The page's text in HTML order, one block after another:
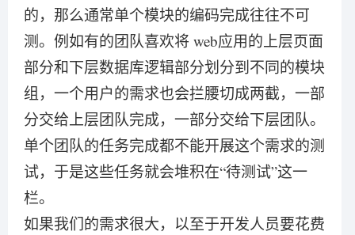
的，那么通常单个模块的编码完成往往不可
测。例如有的团队喜欢将 web应用的上层页面
部分和下层数据库逻辑部分划分到不同的模块
组，一个用户的需求也会拦腰切成两截，一部
分交给上层团队完成，一部分交给下层团队。
单个团队的任务完成都不能开展这个需求的测
试，于是这些任务就会堆积在“待测试”这一
栏。
如果我们的需求很大，以至于开发人员要花费